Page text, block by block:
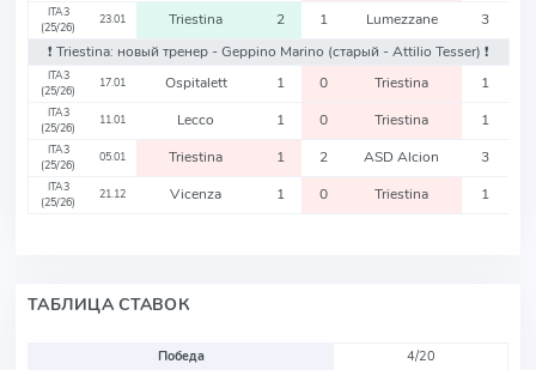
ITA3
(25/26)
23.01 Triestina 2 1 Lumezzane
3
❗️ Triestina: новый тренер - Geppino Marino (старый - Attilio Tesser) ❗️
ITA3
(25/26)
17.01 Ospitalett 1 0 Triestina 1
ITA3
(25/26)
11.01 Lecco 1 0 Triestina 1
ITA3
(25/26)
05.01 Triestina 1 2 ASD Alcion 3
ITA3
(25/26)
21.12 Vicenza 1 0 Triestina 1
ТАБЛИЦА СТАВОК
Победа
4/20